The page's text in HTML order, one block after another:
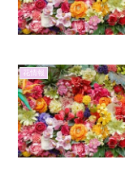
花情報